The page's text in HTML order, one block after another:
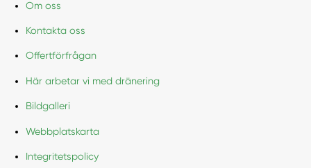
Om oss
Kontakta oss
Offertförfrågan
Här arbetar vi med dränering
Bildgalleri
Webbplatskarta
Integritetspolicy